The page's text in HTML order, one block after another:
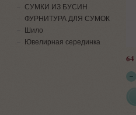
64
СУМКИ ИЗ БУСИН
ФУРНИТУРА ДЛЯ СУМОК
Шило
Ювелирная серединка